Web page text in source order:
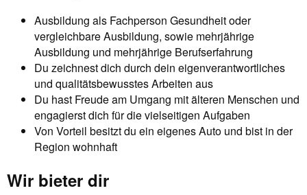
Ausbildung als Fachperson Gesundheit oder
vergleichbare Ausbildung, sowie mehrjährige
Ausbildung und mehrjährige Berufserfahrung
Du zeichnest dich durch dein eigenverantwortliches
und qualitätsbewusstes Arbeiten aus
Du hast Freude am Umgang mit älteren Menschen und
engagierst dich für die vielseitigen Aufgaben
Von Vorteil besitzt du ein eigenes Auto und bist in der
Region wohnhaft
Wir bieter dir